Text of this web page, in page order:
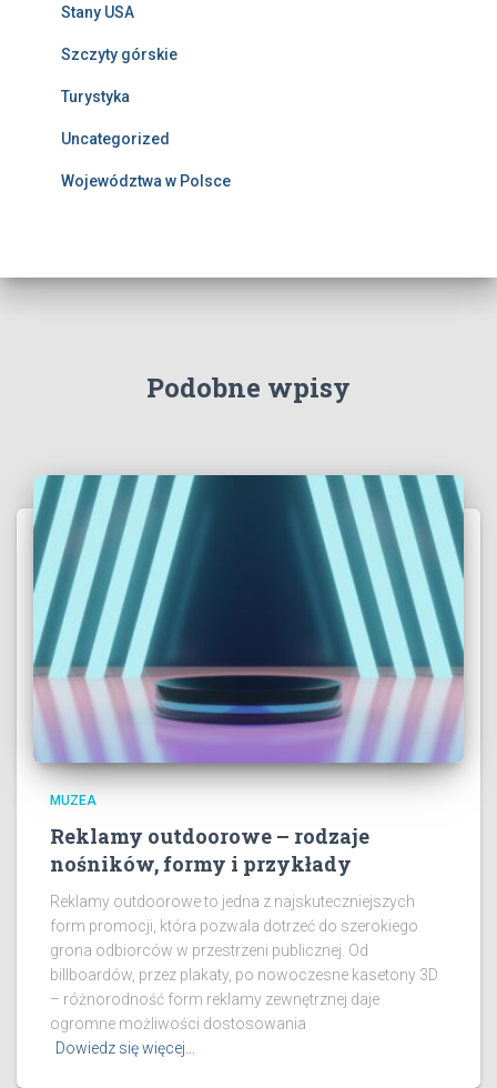
Stany USA
Szczyty górskie
Turystyka
Uncategorized
Województwa w Polsce
Podobne wpisy
MUZEA
Reklamy outdoorowe – rodzaje
nośników, formy i przykłady
Reklamy outdoorowe to jedna z najskuteczniejszych
form promocji, która pozwala dotrzeć do szerokiego
grona odbiorców w przestrzeni publicznej. Od
billboardów, przez plakaty, po nowoczesne kasetony 3D
– różnorodność form reklamy zewnętrznej daje
ogromne możliwości dostosowania
Dowiedz się więcej…